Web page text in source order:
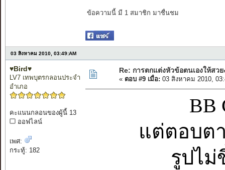
ข้อความนี้ มี 1 สมาชิก มาชื่นชม
03 สิงหาคม 2010, 03:49:AM
♥Bird♥
LV7 เทพบุตรกลอนประจำ
อำเภอ
คะแนนกลอนของผู้นี้ 13
ออฟไลน์
เพศ:
กระทู้: 182
Re: การตกแต่งหัวข้อตนเองให้สวย
« ตอบ #9 เมื่อ: 03 สิงหาคม 2010,
BB
แต่ตอบต
รูปไม่